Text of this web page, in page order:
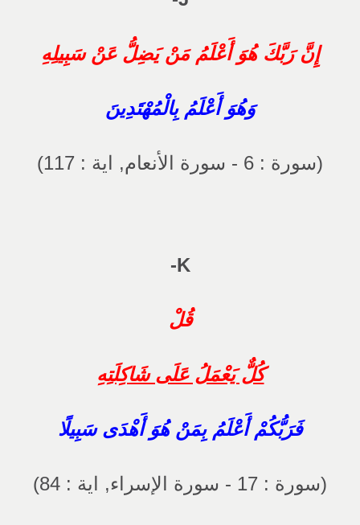
إِنَّ رَبَّكَ هُوَ أَعْلَمُ مَنْ يَضِلُّ عَنْ سَبِيلِهِ
وَهُوَ أَعْلَمُ بِالْمُهْتَدِينَ
(سورة : 6 - سورة الأنعام, اية : 117)
K-
قُلْ
كُلٌّ يَعْمَلُ عَلَى شَاكِلَتِهِ
فَرَبُّكُمْ أَعْلَمُ بِمَنْ هُوَ أَهْدَى سَبِيلًا
(سورة : 17 - سورة الإسراء, اية : 84)